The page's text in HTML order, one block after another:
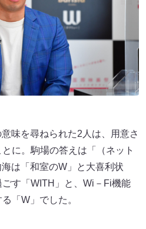
味を尋ねられた2人は、用意さ
に。駒場の答えは「（ネット
は「和室のW」と大喜利状
す「WITH」と、Wi－Fi機能
「W」でした。